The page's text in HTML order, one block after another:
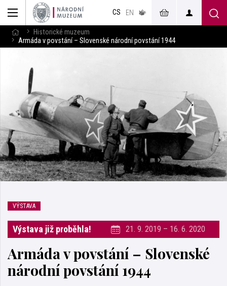
CS EN
v českém
jazyce
Historické muzeum
Armáda v povstání – Slovenské národní povstání 1944
VÝSTAVA
Výstava již proběhla! 21. 9. 2019 – 16. 6. 2020
Armáda v povstání – Slovenské
národní povstání 1944